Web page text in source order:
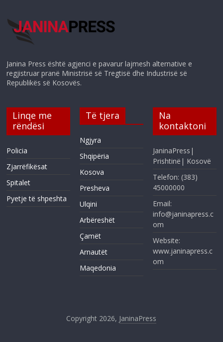
Janina Press është agjenci e pavarur lajmesh alternative e
regjistruar pranë Ministrisë së Tregtisë dhe Industrisë së
Republikës së Kosovës.
Linqe me
rëndësi
Policia
Zjarrëfikësat
Spitalet
Pyetje të shpeshta
Të tjera
Ngjyra
Shqipëria
Kosova
Presheva
Ulqini
Arbëreshët
Çamët
Arnautët
Maqedonia
Na
kontaktoni
JaninaPress|
Prishtinë| Kosovë
Telefon: (383)
45000000
Email:
info@janinapress.c
om
Website:
www.janinapress.c
om
Copyright 2026, JaninaPress